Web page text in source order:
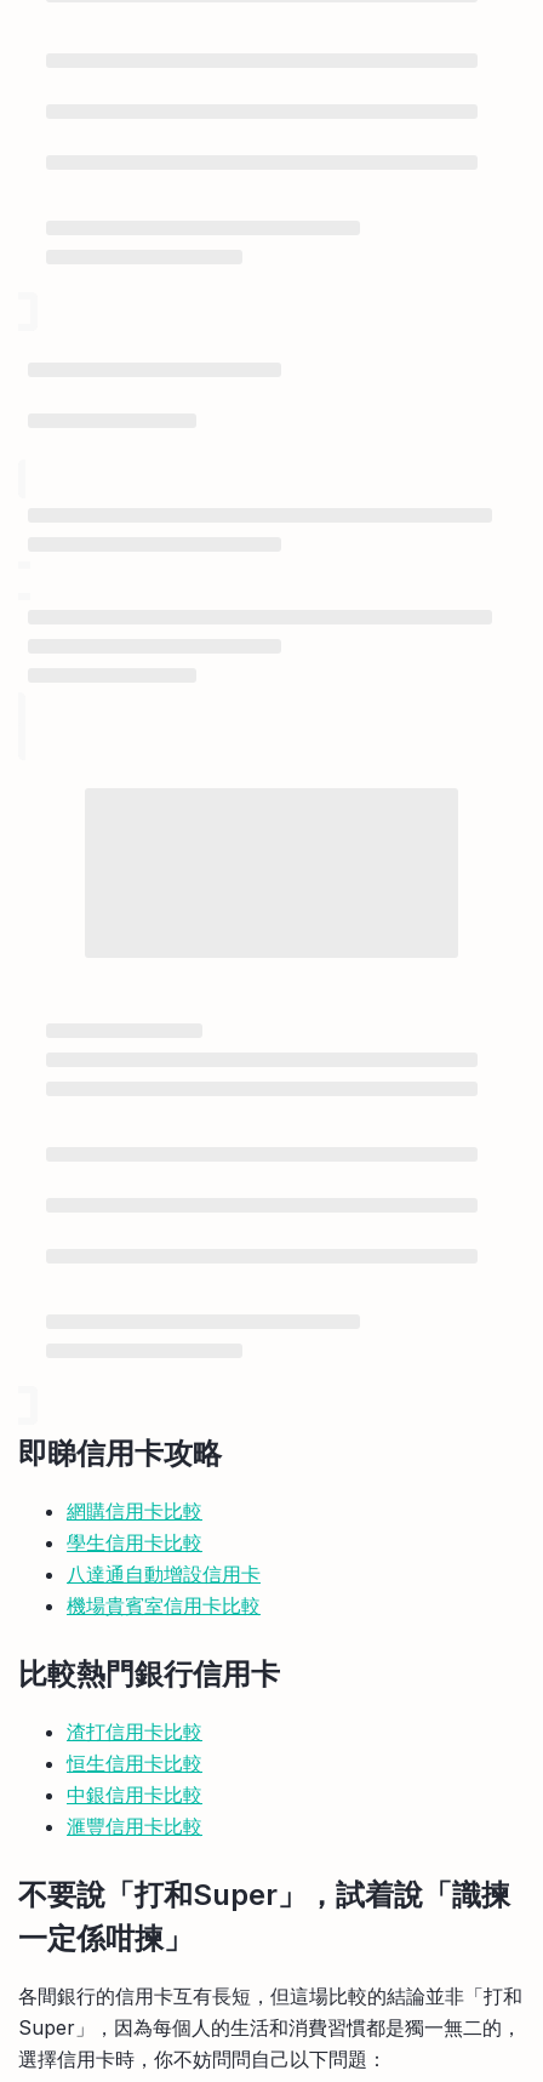
即睇信用卡攻略
網購信用卡比較
學生信用卡比較
八達通自動增設信用卡
機場貴賓室信用卡比較
比較熱門銀行信用卡
渣打信用卡比較
恒生信用卡比較
中銀信用卡比較
滙豐信用卡比較
不要說「打和Super」，試着說「識揀
一定係咁揀」
各間銀行的信用卡互有長短，但這場比較的結論並非「打和
Super」，因為每個人的生活和消費習慣都是獨一無二的，
選擇信用卡時，你不妨問問自己以下問題：